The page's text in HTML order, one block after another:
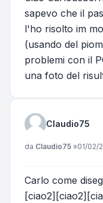
sapevo che il
l'ho risolto im
(usando del
problemi con il
una foto del
Claudio75
Messaggio
da Claudio75 »01/02/
Carlo come